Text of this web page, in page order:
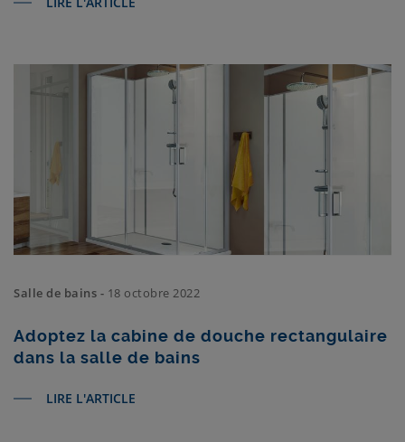
Salle de bains - 18 octobre 2022
Adoptez la cabine de douche rectangulaire
dans la salle de bains
LIRE L'ARTICLE